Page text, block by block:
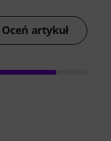
Oceń artykuł